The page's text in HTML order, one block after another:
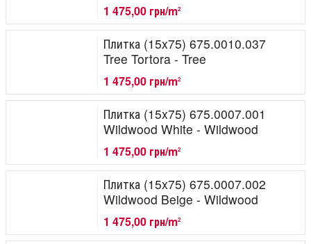
1 475,00 грн/m2
Плитка (15x75) 675.0010.037
Tree Tortora - Tree
1 475,00 грн/m2
Плитка (15x75) 675.0007.001
Wildwood White - Wildwood
1 475,00 грн/m2
Плитка (15x75) 675.0007.002
Wildwood Beige - Wildwood
1 475,00 грн/m2